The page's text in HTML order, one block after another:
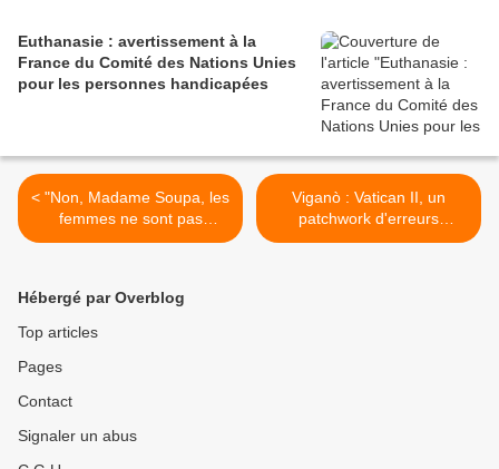
Euthanasie : avertissement à la
France du Comité des Nations Unies
pour les personnes handicapées
< "Non, Madame Soupa, les
femmes ne sont pas
exclues de l’Église!"
Viganò : Vatican II, un
patchwork d'erreurs
astucieusement dissimulées
Hébergé par Overblog
Top articles
Pages
Contact
Signaler un abus